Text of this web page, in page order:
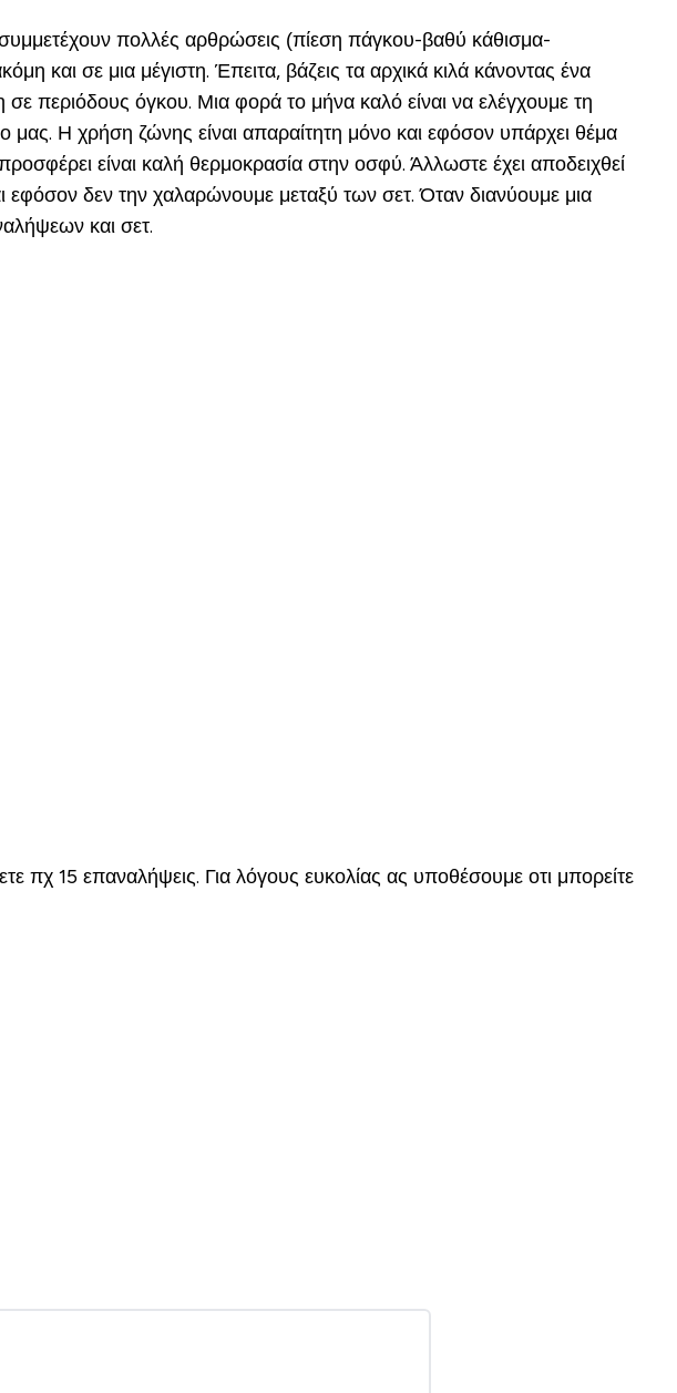
πολλές αρθρώσεις (πίεση πάγκου-βαθύ κάθισμα-
και σε μια μέγιστη. Έπειτα, βάζεις τα αρχικά κιλά κάνοντας ένα
σε περιόδους όγκου. Μια φορά το μήνα καλό είναι να ελέγχουμε τη
μας. Η χρήση ζώνης είναι απαραίτητη μόνο και εφόσον υπάρχει θέμα
είναι καλή θερμοκρασία στην οσφύ. Άλλωστε έχει αποδειχθεί
εφόσον δεν την χαλαρώνουμε μεταξύ των σετ. Όταν διανύουμε μια
και σετ.
πχ 15 επαναλήψεις. Για λόγους ευκολίας ας υποθέσουμε οτι μπορείτε